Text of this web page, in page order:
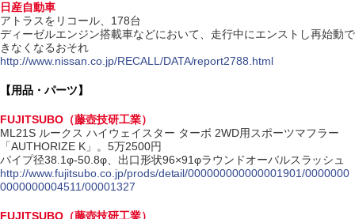
日産自動車
アトラスをリコール、178台
ディーゼルエンジン搭載車などにおいて、走行中にエンストし再始動で
きなくなるおそれ
http://www.nissan.co.jp/RECALL/DATA/report2788.html
【用品・パーツ】
FUJITSUBO（藤壺技研工業）
ML21S ルークス ハイウェイスター ターボ 2WD用スポーツマフラー
「AUTHORIZE K」。5万2500円
パイプ径38.1φ-50.8φ、出口形状96×91φラウンドオーバルスラッシュ
http://www.fujitsubo.co.jp/prods/detail/000000000000001901/0000000
0000000004511/00001327
FUJITSUBO（藤壺技研工業）